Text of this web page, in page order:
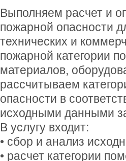
Выполняем расчет и
пожарной опасности
технических и
пожарной категории
материалов,
рассчитываем
опасности в
исходными данными
В услугу входит:
• сбор и анализ
• расчет категории